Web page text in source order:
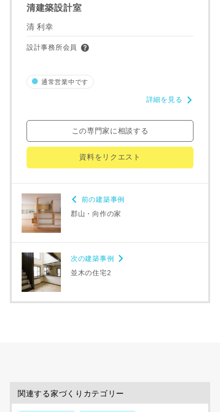
清建築設計室
清 利幸
設計事務所会員
通常営業中です
詳細を見る
この専門家に相談する
資料をリクエスト
前の建築事例
郡山・向作の家
次の建築事例
並木の住宅2
関連する家づくりカテゴリー
建築予定地
万円〜 万円
同居する家族構成
当社は、本サービス又は利用契約に関し，お客様に発生した
損害について、債務不履行責任、不法行為責任、その他の法
律上の請求原因の如何を問わず賠償の責任を負わないものと
専門家の都合により、資料の送付が遅くなったり、送付でき
ない場合があります。あらかじめご了承ください。